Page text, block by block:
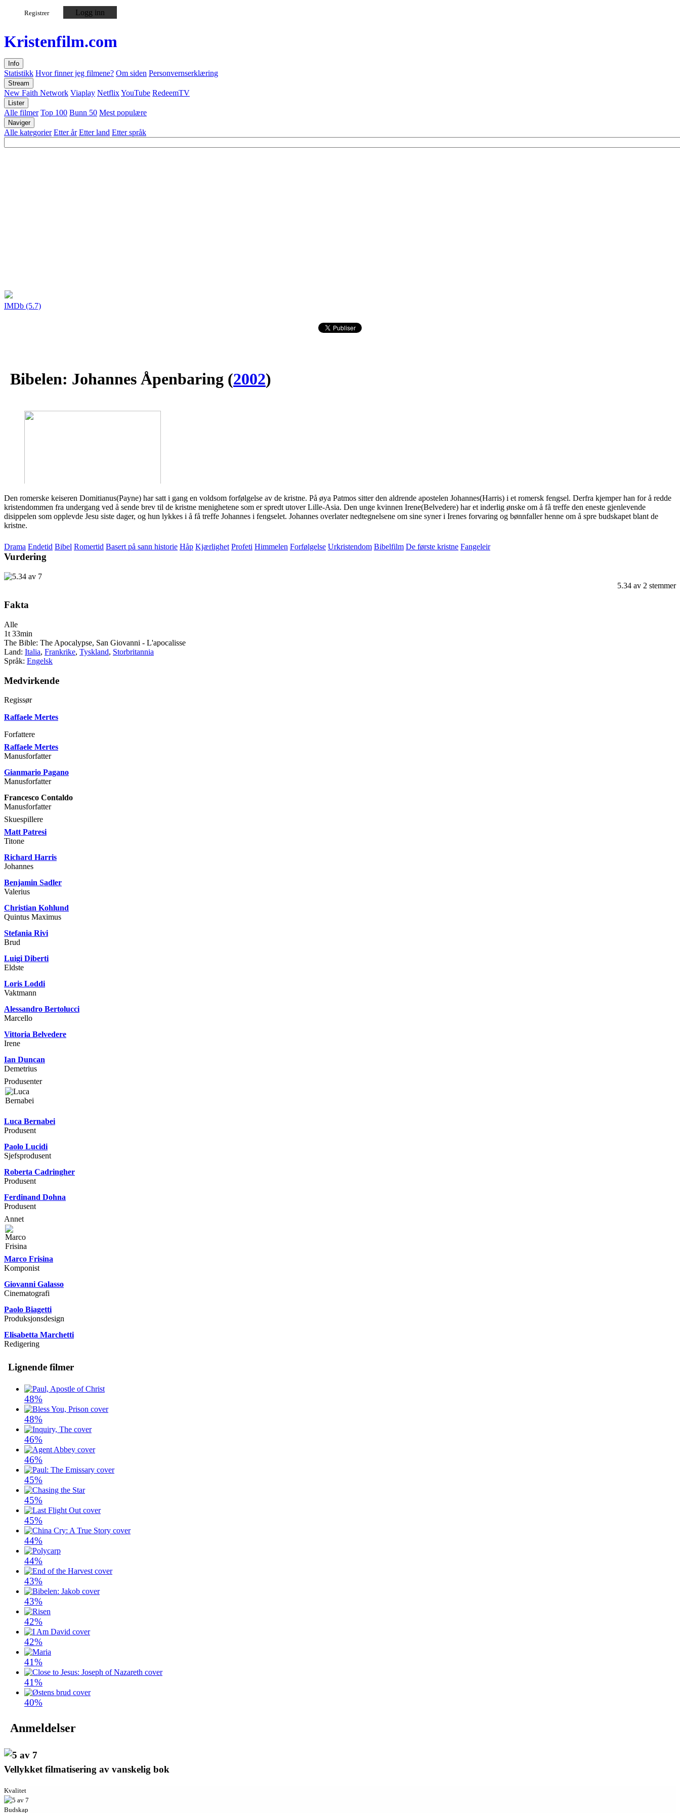
Registrer Logg inn
Kristenfilm.com
Info
Statistikk Hvor finner jeg filmene? Om siden Personvernserklæring
Stream
New Faith Network Viaplay NetflixYouTube RedeemTV
Lister
Alle filmer Top 100 Bunn 50 Mest populære
Naviger
Alle kategorier Etter år Etter land Etter språk
IMDb (5.7)
Bibelen: Johannes Åpenbaring (2002)
Den romerske keiseren Domitianus(Payne) har satt i gang en voldsom forfølgelse av de kristne. På øya Patmos sitter den aldrende apostelen Johannes(Harris) i et romersk fengsel. Derfra kjemper han for å redde
kristendommen fra undergang ved å sende brev til de kristne menighetene som er spredt utover Lille-Asia. Den unge kvinnen Irene(Belvedere) har et inderlig ønske om å få treffe den eneste gjenlevende
disippelen som opplevde Jesu siste dager, og hun lykkes i å få treffe Johannes i fengselet. Johannes overlater nedtegnelsene om sine syner i Irenes forvaring og bønnfaller henne om å spre budskapet blant de
kristne.
Drama Endetid Bibel Romertid Basert på sann historie Håp Kjærlighet Profeti Himmelen Forfølgelse Urkristendom Bibelfilm De første kristne Fangeleir
Vurdering
5.34 av 2 stemmer
Fakta
Alle
1t 33min
The Bible: The Apocalypse, San Giovanni - L'apocalisse
Land: Italia, Frankrike, Tyskland, Storbritannia
Språk: Engelsk
Medvirkende
Regissør
Raffaele Mertes
Forfattere
Raffaele Mertes
Manusforfatter
Gianmario Pagano
Manusforfatter
Francesco Contaldo
Manusforfatter
Skuespillere
Matt Patresi
Titone
Richard Harris
Johannes
Benjamin Sadler
Valerius
Christian Kohlund
Quintus Maximus
Stefania Rivi
Brud
Luigi Diberti
Eldste
Loris Loddi
Vaktmann
Alessandro Bertolucci
Marcello
Vittoria Belvedere
Irene
Ian Duncan
Demetrius
Produsenter
Luca Bernabei
Produsent
Paolo Lucidi
Sjefsprodusent
Roberta Cadringher
Produsent
Ferdinand Dohna
Produsent
Annet
Marco Frisina
Komponist
Giovanni Galasso
Cinematografi
Paolo Biagetti
Produksjonsdesign
Elisabetta Marchetti
Redigering
Lignende filmer
48%
48%
46%
46%
45%
45%
45%
44%
44%
43%
43%
42%
42%
41%
41%
40%
Anmeldelser
Vellykket filmatisering av vanskelig bok
Kvalitet
Budskap